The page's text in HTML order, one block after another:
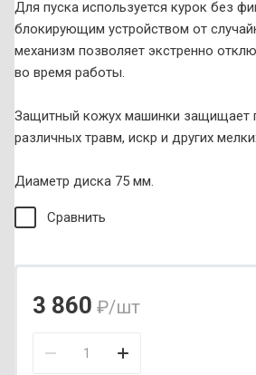
Для пуска используется курок без
блокирующим устройством от
механизм позволяет экстренно
во время работы.
Защитный кожух машинки защищает
различных травм, искр и других
Диаметр диска 75 мм.
Сравнить
3 860 ₽/шт